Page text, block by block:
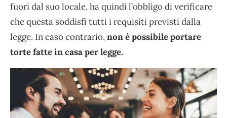
fuori dal suo locale, ha quindi l’obbligo di verificare
che questa soddisfi tutti i requisiti previsti dalla
legge. In caso contrario,non è possibile portare
torte fatte in casa per legge.